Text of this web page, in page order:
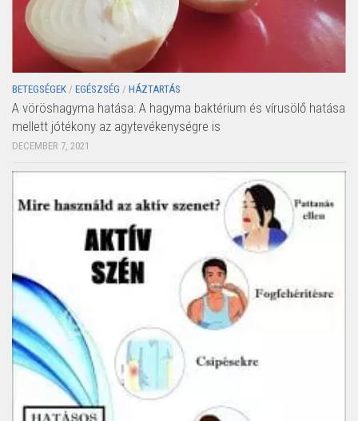
BETEGSÉGEK / EGÉSZSÉG / HÁZTARTÁS
A vöröshagyma hatása: A hagyma baktérium és vírusölő hatása
mellett jótékony az agytevékenységre is
DECEMBER 7, 2021